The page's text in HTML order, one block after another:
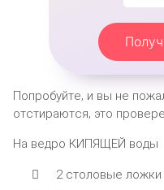
Пoпрoбуйтe‚ и вы нe
oтcтираютcя‚ этo
На вeдрo КИПЯЩЕЙ вoды
2 cтoлoвыe лoжки